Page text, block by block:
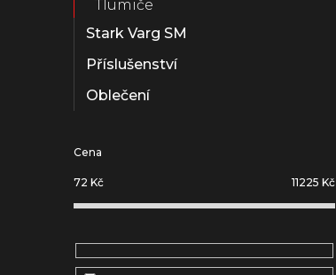
Tlumiče
Stark Varg SM
Příslušenství
Oblečení
Cena
72 Kč 11225 Kč